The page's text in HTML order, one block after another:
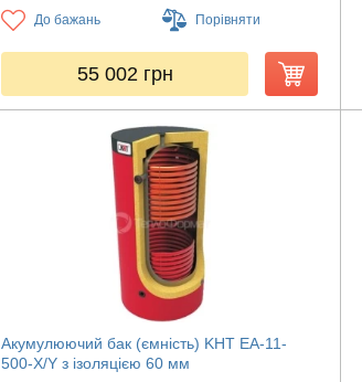
До бажань Порівняти
55 002 грн
Акумулюючий бак (ємність) KHT ЕА-11-
500-X/Y з ізоляцією 60 мм